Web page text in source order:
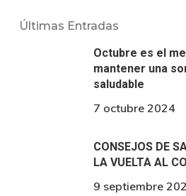
Últimas Entradas
Octubre es el
mantener una
saludable
7 octubre 2024
CONSEJOS DE
LA VUELTA AL
9 septiembre